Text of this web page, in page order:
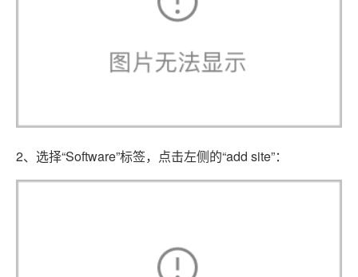
2、选择“Software”标签，点击左侧的“add site”：